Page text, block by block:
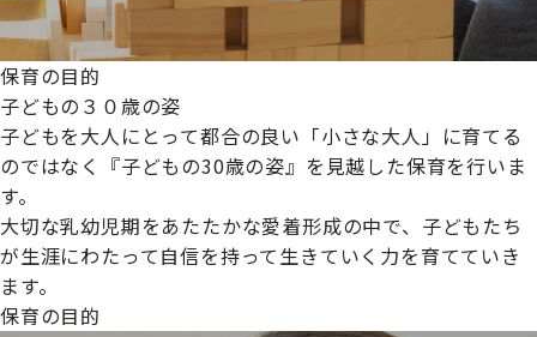
プライムスターほいくえんグループは女性が安心して働き
続けられる環境づくりに取り組んでおり、厚生労働省の
【えるぼし認定(☆☆)】
保育の目的
子どもの３０歳の姿
子どもを大人にとって都合の良い「小さな大人」に育てる
のではなく『子どもの30歳の姿』を見越した保育を行いま
す。
大切な乳幼児期をあたたかな愛着形成の中で、子どもたち
が生涯にわたって自信を持って生きていく力を育てていき
ます。
保育の目的